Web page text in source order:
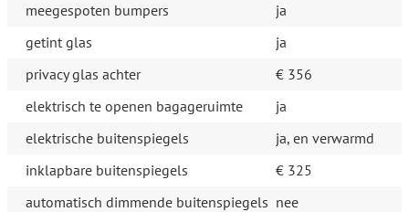
meegespoten bumpers
ja
getint glas
ja
privacy glas achter
€ 356
elektrisch te openen bagageruimte
ja
elektrische buitenspiegels
ja, en verwarmd
inklapbare buitenspiegels
€ 325
automatisch dimmende buitenspiegels nee